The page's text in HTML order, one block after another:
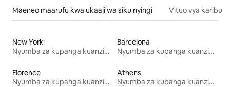
Maeneo maarufu kwa ukaaji wa siku nyingi Vituo vya karibu
New York
Nyumba za kupanga kuanzia mwezi mmoja
Barcelona
Nyumba za kupanga kuanzia mwezi mmoja
Florence
Nyumba za kupanga kuanzia mwezi mmoja
Athens
Nyumba za kupanga kuanzia mwezi mmoja